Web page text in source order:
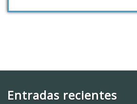
Entradas recientes